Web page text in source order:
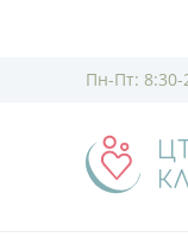
Пн-Пт: 8:30-